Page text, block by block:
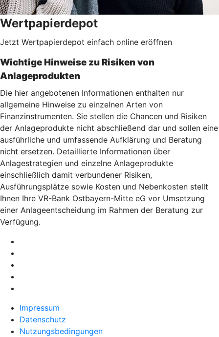
Wertpapierdepot
Jetzt Wertpapierdepot einfach online eröffnen
Wichtige Hinweise zu Risiken von
Anlageprodukten
Die hier angebotenen Informationen enthalten nur
allgemeine Hinweise zu einzelnen Arten von
Finanzinstrumenten. Sie stellen die Chancen und Risiken
der Anlageprodukte nicht abschließend dar und sollen eine
ausführliche und umfassende Aufklärung und Beratung
nicht ersetzen. Detaillierte Informationen über
Anlagestrategien und einzelne Anlageprodukte
einschließlich damit verbundener Risiken,
Ausführungsplätze sowie Kosten und Nebenkosten stellt
Ihnen Ihre VR-Bank Ostbayern-Mitte eG vor Umsetzung
einer Anlageentscheidung im Rahmen der Beratung zur
Verfügung.
Impressum
Datenschutz
Nutzungsbedingungen